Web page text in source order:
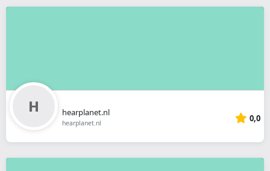
hearplanet.nl
hearplanet.nl 0,0